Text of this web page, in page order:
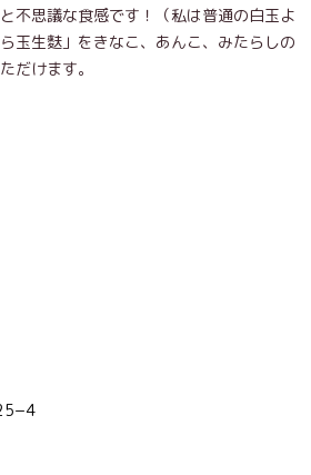
不思議な食感です！（私は普通の白玉よ
玉生麩」をきなこ、あんこ、みたらしの
だけます。